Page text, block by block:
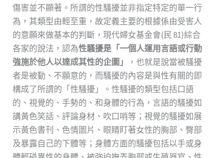
傷害並不顯著。所謂的性騷擾並非指定特定的單一行
為，其類型由輕至重，故定義主要的根據係由受害人
的意願來做基本的判斷，現代婦女基金會(民 81)綜合
各家的說法，認為性騷擾是「一個人運用言語或行動
強施於他人以達成其性的企圖」
，也就是說當被騷擾
者是被動、不願意的，而騷擾的內容是與性有關的即
構成了所謂的「性騷擾」。性騷擾的類型包括口語
的、視覺的、手勢的、和身體的行為，言語的騷擾如
講黃色笑話、評論身材、吹口哨等；視覺的騷擾如展
示黃色書刊、色情圖片、眼睛盯著女性的胸部、臀部
及暴露自己的下體等；身體方面的騷擾包括以手或身